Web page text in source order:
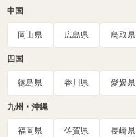
中国
岡山県 広島県 鳥取県
四国
徳島県 香川県 愛媛県
九州・沖縄
福岡県 佐賀県 長崎県